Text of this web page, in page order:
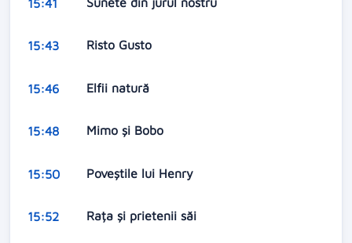
15:41
15:43 Risto Gusto
15:46 Elfii natură
15:48 Mimo şi Bobo
15:50 Poveștile lui Henry
15:52 Rața și prietenii săi